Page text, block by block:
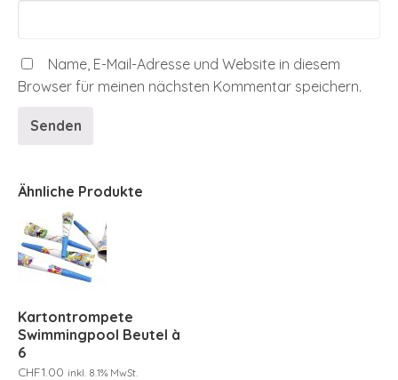
Name, E-Mail-Adresse und Website in diesem
Browser für meinen nächsten Kommentar speichern.
Ähnliche Produkte
Kartontrompete
Swimmingpool Beutel à
6
CHF1.00 inkl. 8.1% MwSt.